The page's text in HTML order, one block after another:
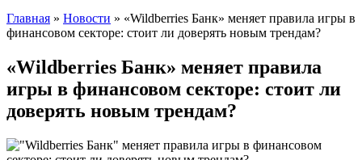
Главная » Новости » «Wildberries Банк» меняет правила игры в
финансовом секторе: стоит ли доверять новым трендам?
«Wildberries Банк» меняет правила
игры в финансовом секторе: стоит ли
доверять новым трендам?